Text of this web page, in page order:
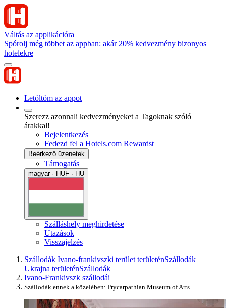
Váltás az applikációra
Spórolj még többet az appban: akár 20% kedvezmény bizonyos
hotelekre
Letöltöm az appot
Szerezz azonnali kedvezményeket a Tagoknak szóló
árakkal!
Bejelentkezés
Fedezd fel a Hotels.com Rewardst
Beérkező üzenetek
Támogatás
magyar · HUF · HU
Szálláshely meghirdetése
Utazások
Visszajelzés
Szállodák Ivano-frankivszki terület területénSzállodák
Ukrajna területénSzállodák
Ivano-Frankivszk szállodái
Szállodák ennek a közelében: Prycarpathian Museum of Arts